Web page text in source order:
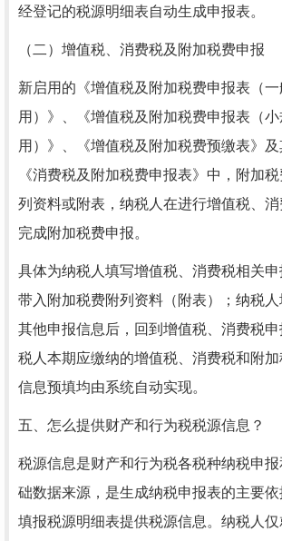
经登记的税源明细表自动生成申报表。
（二）增值税、消费税及附加税费申报
新启用的《增值税及附加税费申报表（
用）》、《增值税及附加税费申报表（
用）》、《增值税及附加税费预缴表》
《消费税及附加税费申报表》中，附加
列资料或附表，纳税人在进行增值税、
完成附加税费申报。
具体为纳税人填写增值税、消费税相关
带入附加税费附列资料（附表）；纳税
其他申报信息后，回到增值税、消费税
税人本期应缴纳的增值税、消费税和附
信息预填均由系统自动实现。
五、怎么提供财产和行为税税源信息？
税源信息是财产和行为税各税种纳税申
础数据来源，是生成纳税申报表的主要
填报税源明细表提供税源信息。纳税人